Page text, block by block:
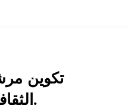
تكوين
الثقافة اليهودية المغربية.